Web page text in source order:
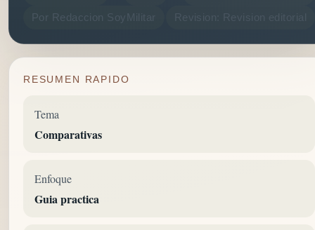
Por Redaccion SoyMilitar Revision: Revision editorial
RESUMEN RAPIDO
Tema
Comparativas
Enfoque
Guia practica